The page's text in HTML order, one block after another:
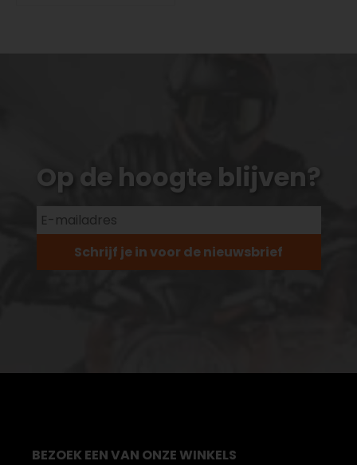
Op de hoogte blijven?
Schrijf je in voor de nieuwsbrief
BEZOEK EEN VAN ONZE WINKELS